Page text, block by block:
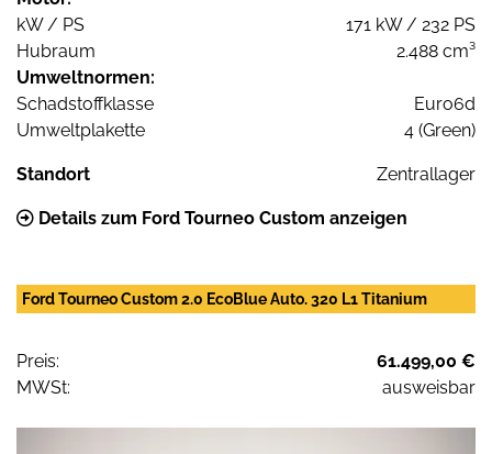
kW / PS
171 kW / 232 PS
Hubraum
2.488 cm³
Umweltnormen:
Schadstoffklasse
Euro6d
Umweltplakette
4 (Green)
Standort Zentrallager
Details zum Ford Tourneo Custom anzeigen
Ford Tourneo Custom 2.0 EcoBlue Auto. 320 L1 Titanium
Preis:
61.499,00 €
MWSt:
ausweisbar